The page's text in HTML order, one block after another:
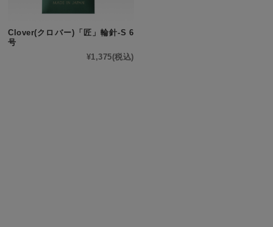
Clover(クロバー)「匠」輪針-S 6
号
¥1,375(税込)